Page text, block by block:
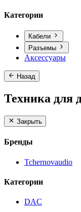
Категории
Кабели
Разъемы
Аксессуары
Назад
Техника для
Закрыть
Бренды
Tchernovaudio
Категории
DAC